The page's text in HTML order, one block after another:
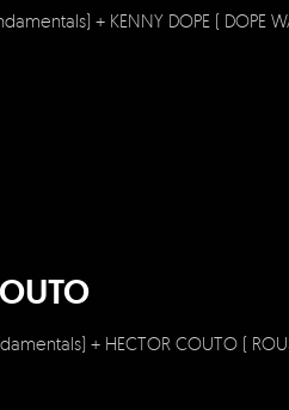
+ KENNY DOPE ( DOPE
+ HECTOR COUTO (